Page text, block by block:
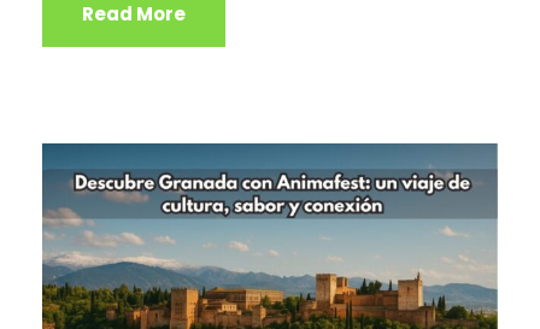
Read More